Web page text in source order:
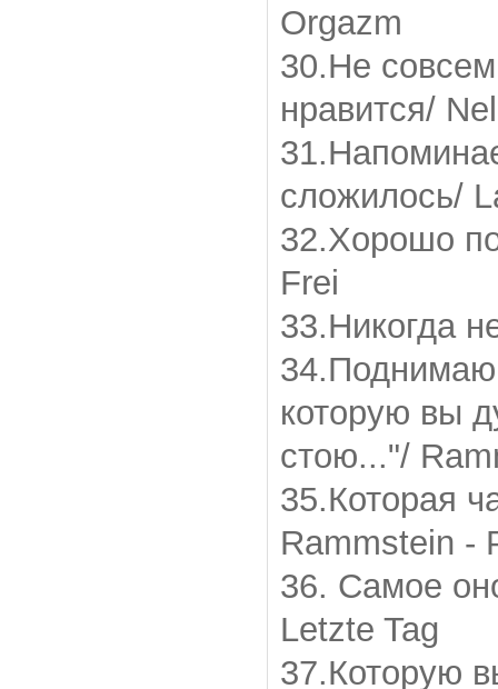
Orgazm
30.Не
нравится/
сложилось/
32.Хорошо
Frei
33.Никогда
которую вы
стою..."/
35.Которая
Rammstein -
36. Самое
Letzte Tag
37.Которую